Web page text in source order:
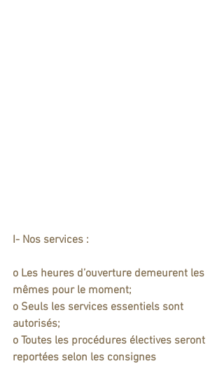
I- Nos services :
o Les heures d’ouverture demeurent les
mêmes pour le moment;
o Seuls les services essentiels sont
autorisés;
o Toutes les procédures électives seront
reportées selon les consignes